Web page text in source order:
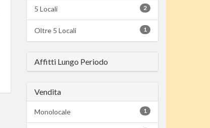
2
5 Locali
1
Oltre 5 Locali
Affitti Lungo Periodo
Vendita
1
Monolocale